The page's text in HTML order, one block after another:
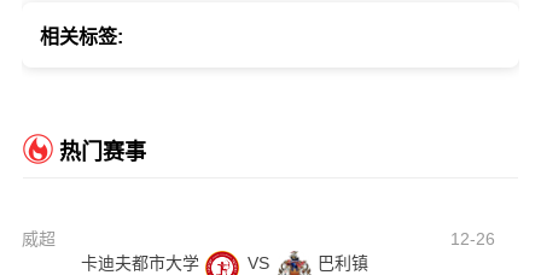
相关标签:
热门赛事
威超
12-26
卡迪夫都市大学
VS 巴利镇